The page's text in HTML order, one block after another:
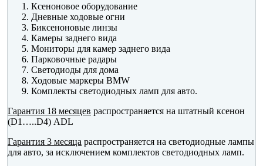
Ксеноновое оборудование
Дневные ходовые огни
Биксеноновые линзы
Камеры заднего вида
Мониторы для камер заднего вида
Парковочные радары
Светодиоды для дома
Ходовые маркеры BMW
Комплекты светодиодных ламп для авто.
Гарантия 18 месяцев распространяется на штатный ксенон
(D1…..D4) ADL
Гарантия 3 месяца распространяется на светодиодные лампы
для авто, за исключением комплектов светодиодных ламп.